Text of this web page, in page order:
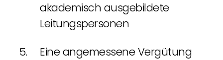
akademisch ausgebildete
Leitungspersonen
Eine angemessene Vergütung